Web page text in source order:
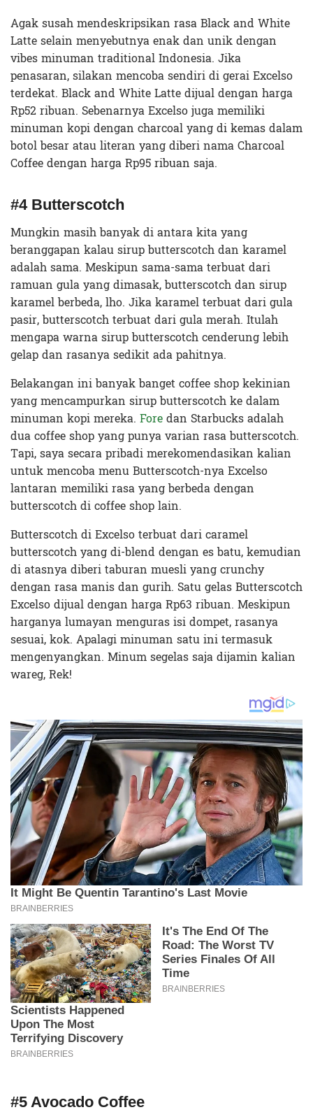
Agak susah mendeskripsikan rasa Black and White
Latte selain menyebutnya enak dan unik dengan
vibes minuman traditional Indonesia. Jika
penasaran, silakan mencoba sendiri di gerai Excelso
terdekat. Black and White Latte dijual dengan harga
Rp52 ribuan. Sebenarnya Excelso juga memiliki
minuman kopi dengan charcoal yang di kemas dalam
botol besar atau literan yang diberi nama Charcoal
Coffee dengan harga Rp95 ribuan saja.
#4 Butterscotch
Mungkin masih banyak di antara kita yang
beranggapan kalau sirup butterscotch dan karamel
adalah sama. Meskipun sama-sama terbuat dari
ramuan gula yang dimasak, butterscotch dan sirup
karamel berbeda, lho. Jika karamel terbuat dari gula
pasir, butterscotch terbuat dari gula merah. Itulah
mengapa warna sirup butterscotch cenderung lebih
gelap dan rasanya sedikit ada pahitnya.
Belakangan ini banyak banget coffee shop kekinian
yang mencampurkan sirup butterscotch ke dalam
minuman kopi mereka. Foredan Starbucks adalah
dua coffee shop yang punya varian rasa butterscotch.
Tapi, saya secara pribadi merekomendasikan kalian
untuk mencoba menu Butterscotch-nya Excelso
lantaran memiliki rasa yang berbeda dengan
butterscotch di coffee shop lain.
Butterscotch di Excelso terbuat dari caramel
butterscotch yang di-blend dengan es batu, kemudian
di atasnya diberi taburan muesli yang crunchy
dengan rasa manis dan gurih. Satu gelas Butterscotch
Excelso dijual dengan harga Rp63 ribuan. Meskipun
harganya lumayan menguras isi dompet, rasanya
sesuai, kok. Apalagi minuman satu ini termasuk
mengenyangkan. Minum segelas saja dijamin kalian
wareg, Rek!
#5 Avocado Coffee